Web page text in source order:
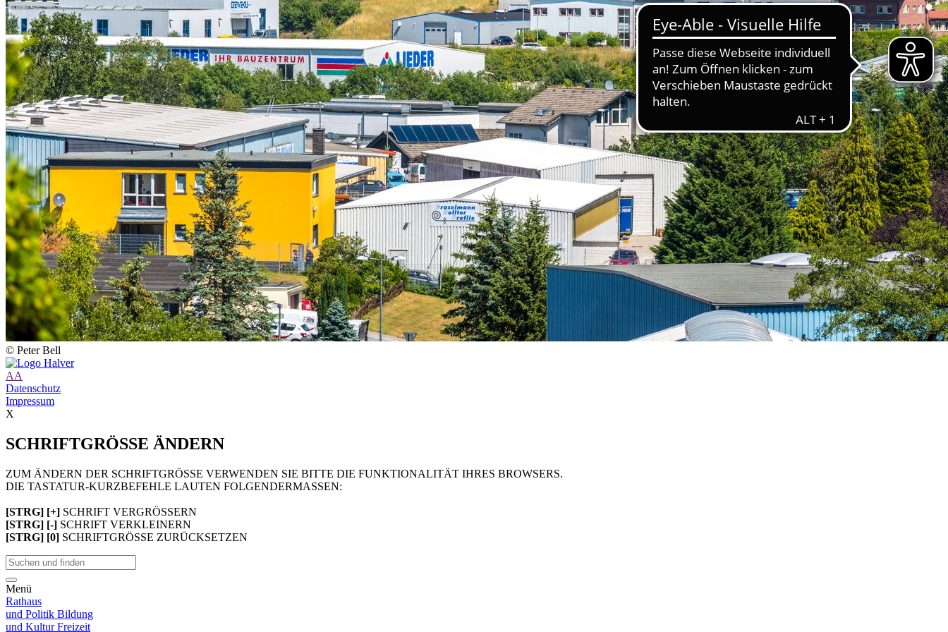
© Peter Bell
AA
Datenschutz
Impressum
X
SCHRIFTGRÖSSE ÄNDERN
ZUM ÄNDERN DER SCHRIFTGRÖSSE VERWENDEN SIE BITTE DIE FUNKTIONALITÄT IHRES BROWSERS.
DIE TASTATUR-KURZBEFEHLE LAUTEN FOLGENDERMASSEN:
[STRG] [+] SCHRIFT VERGRÖSSERN
[STRG] [-] SCHRIFT VERKLEINERN
[STRG] [0] SCHRIFTGRÖSSE ZURÜCKSETZEN
Menü
Rathaus
und Politik Bildung
und KulturFreizeit